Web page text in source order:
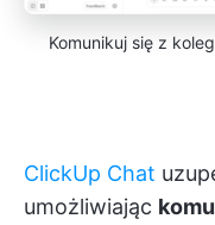
Komunikuj się z
ClickUp Chat
umożliwiając